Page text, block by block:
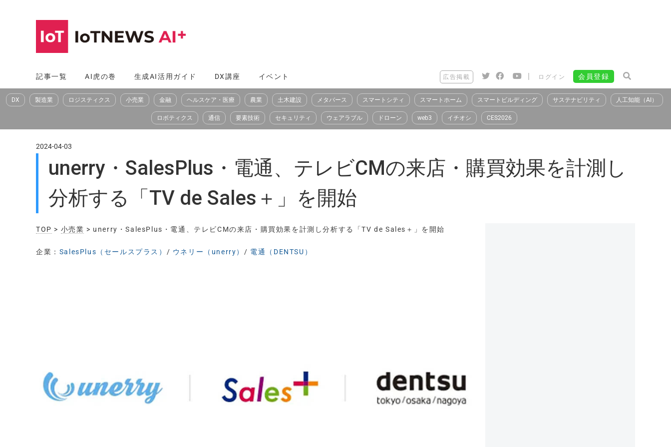
へ
ス
記事一覧 AI虎の巻 生成AI活用ガイド DX講座 イベント 広告掲載 | ログイン 会員登録
DX 製造業 ロジスティクス 小売業 金融 ヘルスケア・医療 農業 土木建設 メタバース スマートシティ スマートホーム スマートビルディング サステナビリティ 人工知能（AI）
ロボティクス 通信 要素技術 セキュリティ ウェアラブル ドローン web3 イチオシ CES2026
2024-04-03
unerry・SalesPlus・電通、テレビCMの来店・購買効果を計測し
分析する「TV de Sales＋」を開始
TOP > 小売業 > unerry・SalesPlus・電通、テレビCMの来店・購買効果を計測し分析する「TV de Sales＋」を開始
企業： SalesPlus（セールスプラス） / ウネリー（unerry） / 電通（DENTSU）